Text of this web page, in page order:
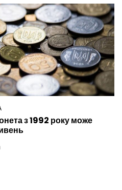
з 1992 року може